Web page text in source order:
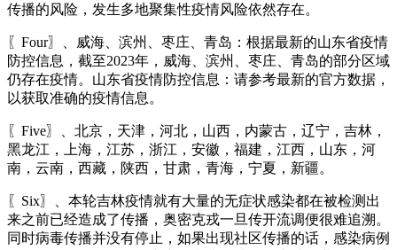
传播的风险，发生多地聚集性疫情风险依然存在。
〖Four〗、威海、滨州、枣庄、青岛：根据最新的山东省疫情
防控信息，截至2023年，威海、滨州、枣庄、青岛的部分区域
仍存在疫情。山东省疫情防控信息：请参考最新的官方数据，
以获取准确的疫情信息。
〖Five〗、北京，天津，河北，山西，内蒙古，辽宁，吉林，
黑龙江，上海，江苏，浙江，安徽，福建，江西，山东，河
南，云南，西藏，陕西，甘肃，青海，宁夏，新疆。
〖Six〗、本轮吉林疫情就有大量的无症状感染都在被检测出
来之前已经造成了传播，奥密克戎一旦传开流调便很难追溯。
同时病毒传播并没有停止，如果出现社区传播的话，感染病例